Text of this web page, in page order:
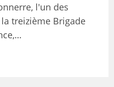
l'un des
treizième Brigade